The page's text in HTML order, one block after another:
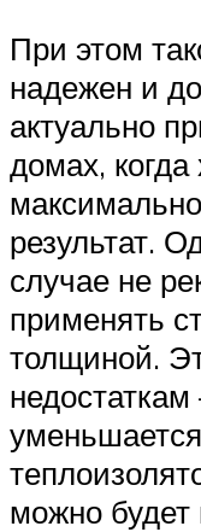
При этом
надежен и
актуально
домах, когда
результат.
случае не
применять
толщиной.
недостаткам
можно будет